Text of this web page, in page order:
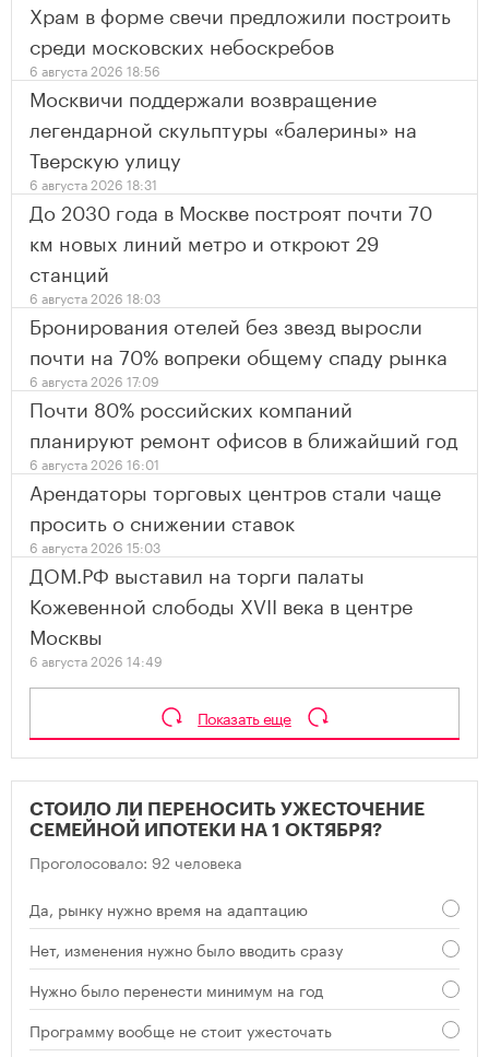
Храм в форме свечи предложили построить
среди московских небоскребов
6 августа 2026 18:56
Москвичи поддержали возвращение
легендарной скульптуры «балерины» на
Тверскую улицу
6 августа 2026 18:31
До 2030 года в Москве построят почти 70
км новых линий метро и откроют 29
станций
6 августа 2026 18:03
Бронирования отелей без звезд выросли
почти на 70% вопреки общему спаду рынка
6 августа 2026 17:09
Почти 80% российских компаний
планируют ремонт офисов в ближайший год
6 августа 2026 16:01
Арендаторы торговых центров стали чаще
просить о снижении ставок
6 августа 2026 15:03
ДОМ.РФ выставил на торги палаты
Кожевенной слободы XVII века в центре
Москвы
6 августа 2026 14:49
Показать еще
СТОИЛО ЛИ ПЕРЕНОСИТЬ УЖЕСТОЧЕНИЕ
СЕМЕЙНОЙ ИПОТЕКИ НА 1 ОКТЯБРЯ?
Проголосовало: 92 человека
Да, рынку нужно время на адаптацию
Нет, изменения нужно было вводить сразу
Нужно было перенести минимум на год
Программу вообще не стоит ужесточать